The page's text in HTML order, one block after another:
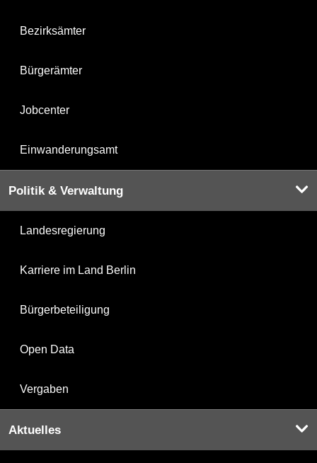
Bezirksämter
Bürgerämter
Jobcenter
Einwanderungsamt
Politik & Verwaltung
Landesregierung
Karriere im Land Berlin
Bürgerbeteiligung
Open Data
Vergaben
Aktuelles